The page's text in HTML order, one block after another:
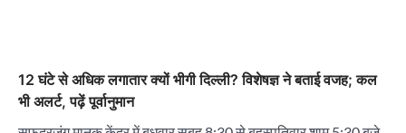
12 घंटे से अधिक लगातार क्यों भीगी दिल्ली? विशेषज्ञ ने बताई वजह; कल
भी अलर्ट, पढ़ें पूर्वानुमान